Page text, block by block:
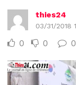
thies24
03/31/2018
0 0 0